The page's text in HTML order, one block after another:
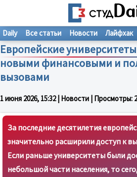
Европейские
новыми финансовыми и
вызовами
1 июня 2026, 15:32| Новости | Просмотры:
Daily Все статьи Новости Лайфхак
За последние десятилетия
значительно расширили доступ к
Если раньше университеты были
небольшой части населения, то